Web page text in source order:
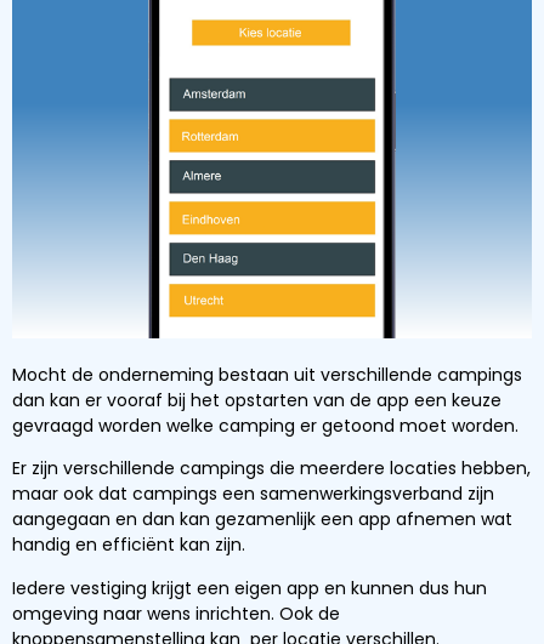
Mocht de onderneming bestaan uit verschillende campings
dan kan er vooraf bij het opstarten van de app een keuze
gevraagd worden welke camping er getoond moet worden.
Er zijn verschillende campings die meerdere locaties hebben,
maar ook dat campings een samenwerkingsverband zijn
aangegaan en dan kan gezamenlijk een app afnemen wat
handig en efficiënt kan zijn.
Iedere vestiging krijgt een eigen app en kunnen dus hun
omgeving naar wens inrichten. Ook de
knoppensamenstelling kan per locatie verschillen.